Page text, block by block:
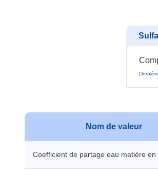
Nom de valeur
Coefficient de partage eau matière en